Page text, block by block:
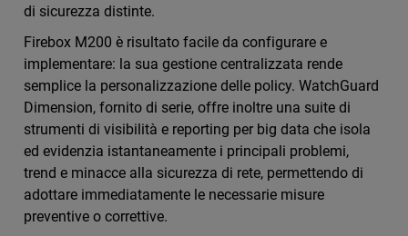
di sicurezza distinte.
Firebox M200 è risultato facile da configurare e
implementare: la sua gestione centralizzata rende
semplice la personalizzazione delle policy. WatchGuard
Dimension, fornito di serie, offre inoltre una suite di
strumenti di visibilità e reporting per big data che isola
ed evidenzia istantaneamente i principali problemi,
trend e minacce alla sicurezza di rete, permettendo di
adottare immediatamente le necessarie misure
preventive o correttive.